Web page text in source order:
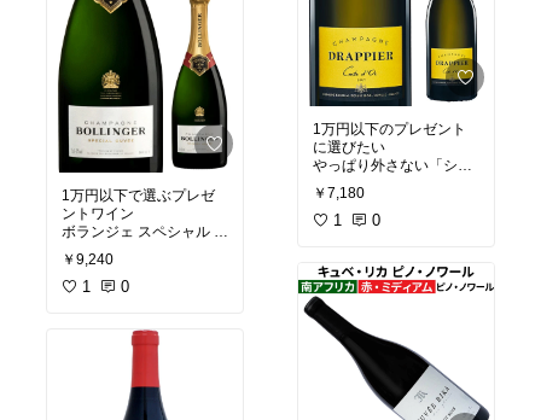
1万円以下で選ぶプレゼ
ントワイン
ボランジェ スペシャル キ
ュヴェ ブリュット
やっぱりはずさないのが
「シャンパーニュ」
シャンパーニュの定番の
ギリギリ1万円切るくら
いの予算感もちょうどい
い。ハクをつけたい方
￥9,240
1 0
1万円以下のプレゼント
に選びたい
やっぱり外さない「シャ
ンパーニュ」
このドラピエは高騰する
シャンパーニュの中でも
￥7,180
1 0